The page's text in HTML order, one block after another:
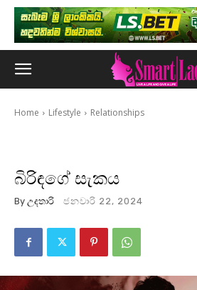
Home Lifestyle Relationships
බිරිඳගේ සැකය
By උදතාරි ජනවාරි 22, 2024